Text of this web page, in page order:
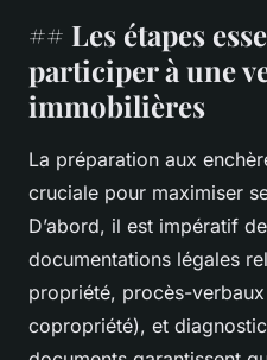
## Les étapes
participer à une
immobilières
La préparation aux
cruciale pour maximiser
D’abord, il est impératif
documentations légales
propriété, procès-verbaux
copropriété), et